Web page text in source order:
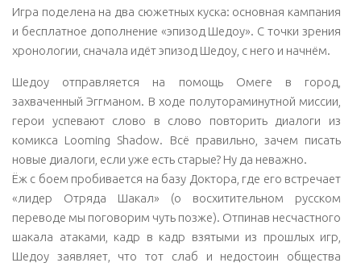
Игра поделена на два сюжетных куска: основная кампания
и бесплатное дополнение «эпизод Шедоу». С точки зрения
хронологии, сначала идёт эпизод Шедоу, с него и начнём.
Шедоу отправляется на помощь Омеге в город,
захваченный Эггманом. В ходе полутораминутной миссии,
герои успевают слово в слово повторить диалоги из
комикса Looming Shadow. Всё правильно, зачем писать
новые диалоги, если уже есть старые? Ну да неважно.
Ёж с боем пробивается на базу Доктора, где его встречает
«лидер Отряда Шакал» (о восхитительном русском
переводе мы поговорим чуть позже). Отпинав несчастного
шакала атаками, кадр в кадр взятыми из прошлых игр,
Шедоу заявляет, что тот слаб и недостоин общества